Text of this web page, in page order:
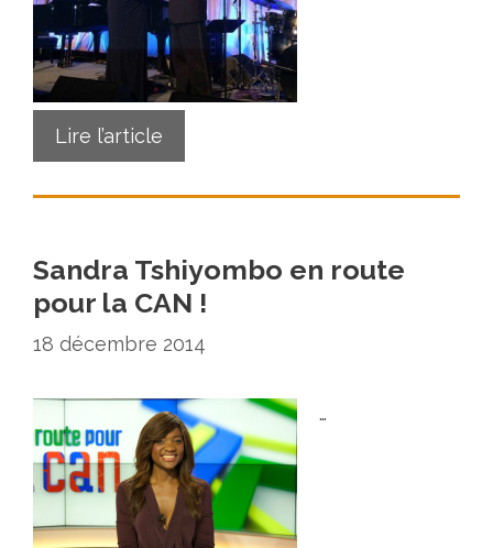
Lire l’article
Sandra Tshiyombo en route
pour la CAN !
18 décembre 2014
…